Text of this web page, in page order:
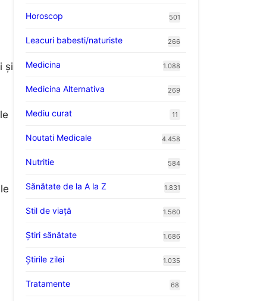
și
Horoscop 501
Leacuri babesti/naturiste 266
Medicina 1.088
Medicina Alternativa 269
Mediu curat 11
Noutati Medicale 4.458
Nutritie 584
Sănătate de la A la Z 1.831
Stil de viaţă 1.560
Ştiri sănătate 1.686
Știrile zilei 1.035
Tratamente 68